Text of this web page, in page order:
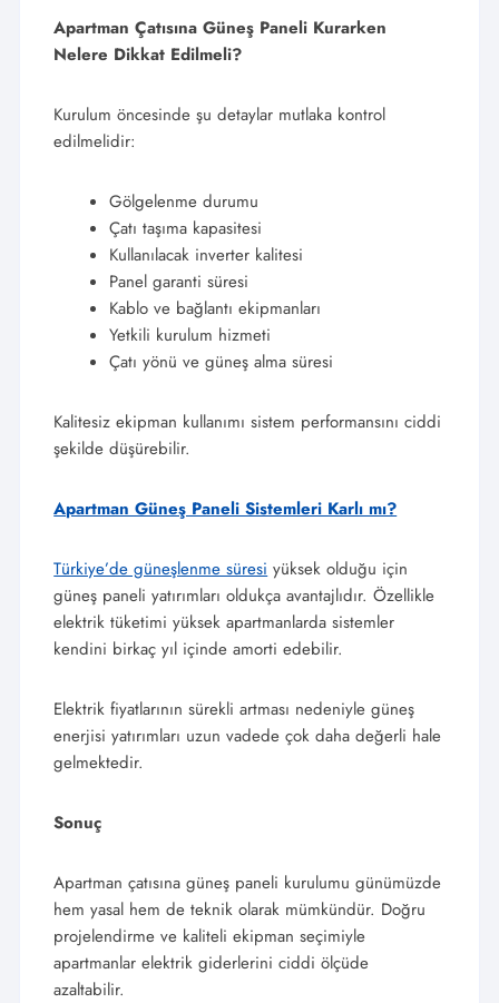
Apartman Çatısına Güneş Paneli Kurarken
Nelere Dikkat Edilmeli?
Kurulum öncesinde şu detaylar mutlaka kontrol
edilmelidir:
Gölgelenme durumu
Çatı taşıma kapasitesi
Kullanılacak inverter kalitesi
Panel garanti süresi
Kablo ve bağlantı ekipmanları
Yetkili kurulum hizmeti
Çatı yönü ve güneş alma süresi
Kalitesiz ekipman kullanımı sistem performansını ciddi
şekilde düşürebilir.
Apartman Güneş Paneli Sistemleri Karlı mı?
Türkiye’de güneşlenme süresi yüksek olduğu için
güneş paneli yatırımları oldukça avantajlıdır. Özellikle
elektrik tüketimi yüksek apartmanlarda sistemler
kendini birkaç yıl içinde amorti edebilir.
Elektrik fiyatlarının sürekli artması nedeniyle güneş
enerjisi yatırımları uzun vadede çok daha değerli hale
gelmektedir.
Sonuç
Apartman çatısına güneş paneli kurulumu günümüzde
hem yasal hem de teknik olarak mümkündür. Doğru
projelendirme ve kaliteli ekipman seçimiyle
apartmanlar elektrik giderlerini ciddi ölçüde
azaltabilir.